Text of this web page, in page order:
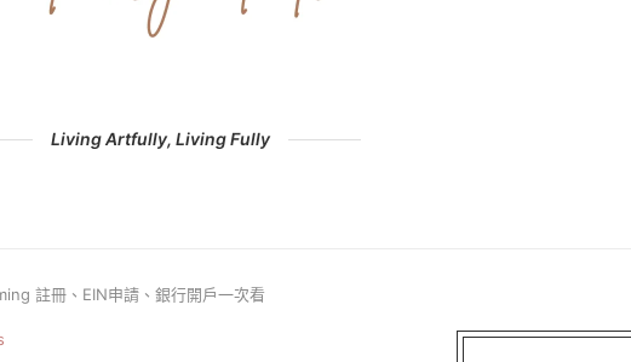
Living Artfully, Living Fully
註冊、EIN申請、銀行開戶一次看